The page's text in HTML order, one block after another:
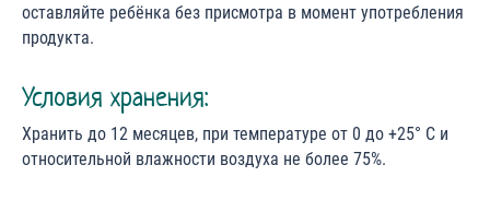
оставляйте ребёнка без присмотра в момент употребления
продукта.
Условия хранения:
Хранить до 12 месяцев, при температуре от 0 до +25° С и
относительной влажности воздуха не более 75%.